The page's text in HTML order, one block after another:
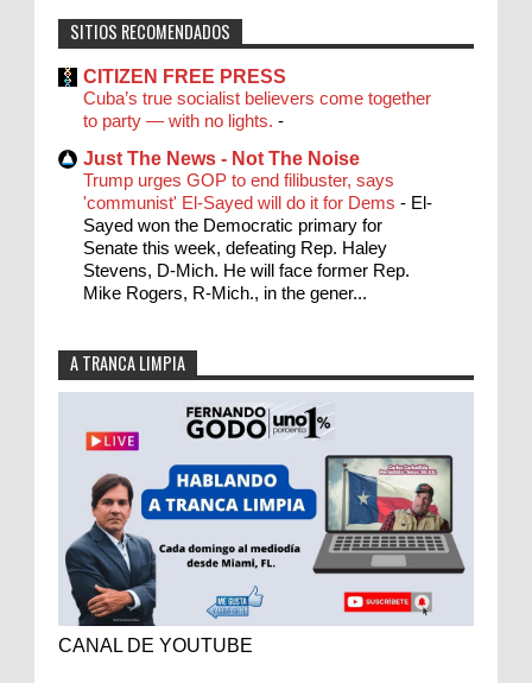
SITIOS RECOMENDADOS
CITIZEN FREE PRESS
Cuba’s true socialist believers come together
to party — with no lights. -
Just The News - Not The Noise
Trump urges GOP to end filibuster, says
'communist' El-Sayed will do it for Dems - El-
Sayed won the Democratic primary for
Senate this week, defeating Rep. Haley
Stevens, D-Mich. He will face former Rep.
Mike Rogers, R-Mich., in the gener...
A TRANCA LIMPIA
CANAL DE YOUTUBE